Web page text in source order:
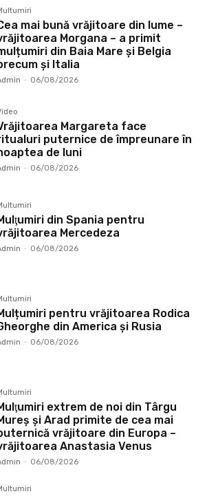
mai bună vrăjitoare din lume –
Morgana – a primit
din Baia Mare și Belgia
și Italia
- 06/08/2026
Margareta face
puternice de împreunare în
de luni
- 06/08/2026
din Spania pentru
Mercedeza
- 06/08/2026
pentru vrăjitoarea Rodica
din America și Rusia
- 06/08/2026
extrem de noi din Târgu
și Arad primite de cea mai
vrăjitoare din Europa –
Anastasia Venus
- 06/08/2026